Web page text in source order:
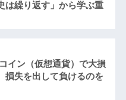
は繰り返す」から学ぶ重
イン（仮想通貨）で大損
損失を出して負けるのを